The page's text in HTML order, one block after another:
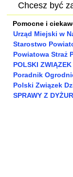
Chcesz być
Pomocne i
Urząd Miejski w
Starostwo
Powiatowa Straż
POLSKI
Poradnik
Polski Związek
SPRAWY Z